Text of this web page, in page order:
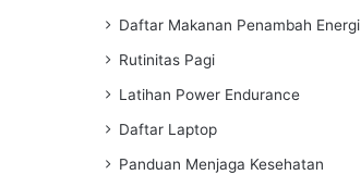
Daftar Makanan Penambah Energi
Rutinitas Pagi
Latihan Power Endurance
Daftar Laptop
Panduan Menjaga Kesehatan